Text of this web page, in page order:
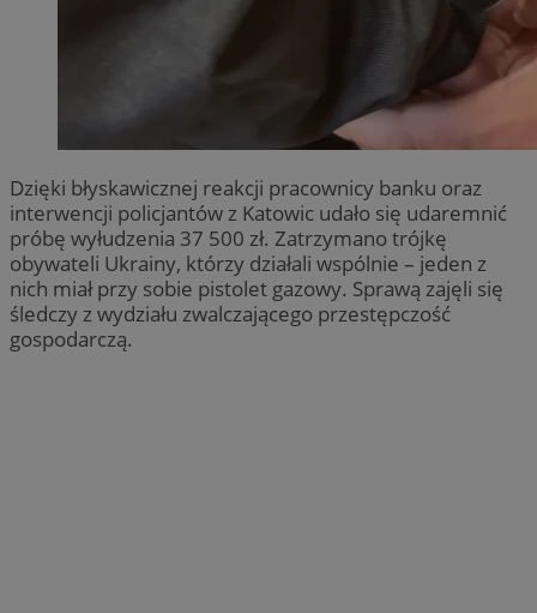
Dzięki błyskawicznej reakcji pracownicy banku oraz
interwencji policjantów z Katowic udało się udaremnić
próbę wyłudzenia 37 500 zł. Zatrzymano trójkę
obywateli Ukrainy, którzy działali wspólnie – jeden z
nich miał przy sobie pistolet gazowy. Sprawą zajęli się
śledczy z wydziału zwalczającego przestępczość
gospodarczą.